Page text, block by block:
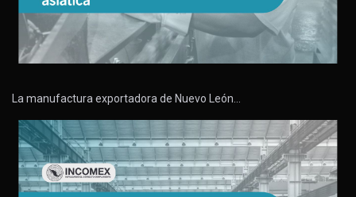
La manufactura exportadora de Nuevo León…